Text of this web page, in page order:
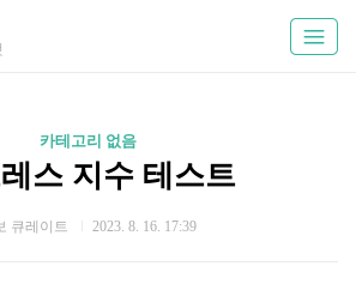
카테고리 없음
스 지수 테스트
큐레이트 2023. 8. 16. 17:39